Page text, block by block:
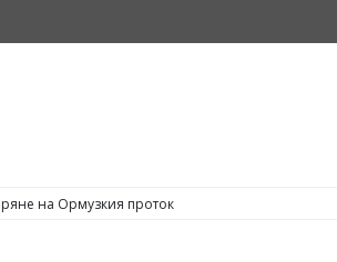
на Ормузкия проток